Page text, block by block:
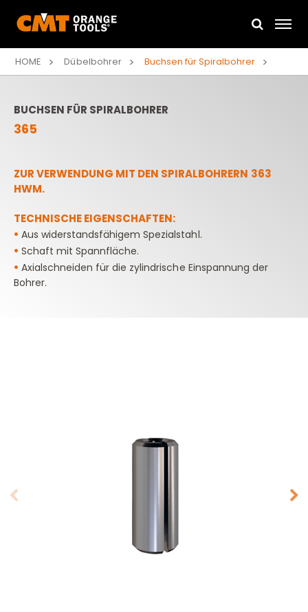
HOME Dübelbohrer Buchsen für Spiralbohrer
BUCHSEN FÜR SPIRALBOHRER
365
ZUR VERWENDUNG MIT DEN SPIRALBOHRERN 363
HWM.
TECHNISCHE EIGENSCHAFTEN:
•Aus widerstandsfähigem Spezialstahl.
•Schaft mit Spannfläche.
•Axialschneiden für die zylindrische Einspannung der
Bohrer.